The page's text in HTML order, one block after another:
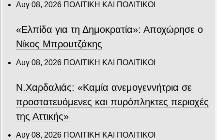
Αυγ 08, 2026 ΠΟΛΙΤΙΚΗ ΚΑΙ ΠΟΛΙΤΙΚΟΙ
«Ελπίδα για τη Δημοκρατία»: Αποχώρησε ο
Νίκος Μπρουτζάκης
Αυγ 08, 2026 ΠΟΛΙΤΙΚΗ ΚΑΙ ΠΟΛΙΤΙΚΟΙ
Ν.Χαρδαλιάς: «Καμία ανεμογεννήτρια σε
προστατευόμενες και πυρόπληκτες περιοχές
της Αττικής»
Αυγ 08, 2026 ΠΟΛΙΤΙΚΗ ΚΑΙ ΠΟΛΙΤΙΚΟΙ